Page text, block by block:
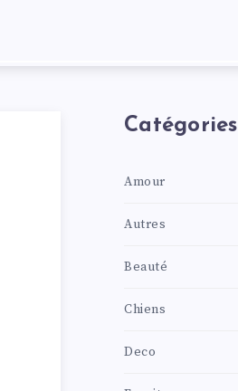
Catégories
Amour
Autres
Beauté
Chiens
Deco